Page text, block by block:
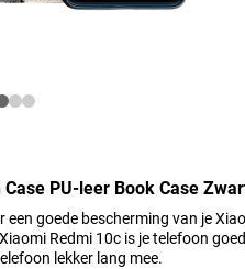
PU-leer Book Case
een goede bescherming van je
Redmi 10c is je telefoon
lekker lang mee.